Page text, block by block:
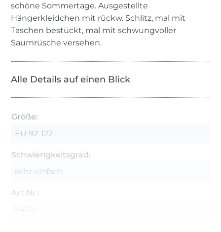
schöne Sommertage. Ausgestellte
Hängerkleidchen mit rückw. Schlitz, mal mit
Taschen bestückt, mal mit schwungvoller
Saumrüsche versehen.
Alle Details auf einen Blick
Größe:
EU 92-122
Schwierigkeitsgrad:
sehr einfach
Art.Nr.: